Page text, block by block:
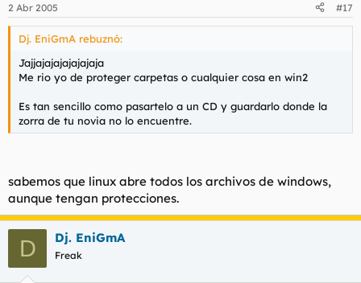
2 Abr 2005 #17
Dj. EniGmA rebuznó:
Jajjajajajajajajaja
Me rio yo de proteger carpetas o cualquier cosa en win2
Es tan sencillo como pasartelo a un CD y guardarlo donde la
zorra de tu novia no lo encuentre.
sabemos que linux abre todos los archivos de windows,
aunque tengan protecciones.
D Dj. EniGmA
Freak